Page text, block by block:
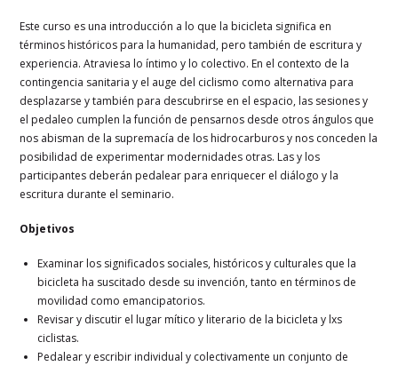
Este curso es una introducción a lo que la bicicleta significa en
términos históricos para la humanidad, pero también de escritura y
experiencia. Atraviesa lo íntimo y lo colectivo. En el contexto de la
contingencia sanitaria y el auge del ciclismo como alternativa para
desplazarse y también para descubrirse en el espacio, las sesiones y
el pedaleo cumplen la función de pensarnos desde otros ángulos que
nos abisman de la supremacía de los hidrocarburos y nos conceden la
posibilidad de experimentar modernidades otras. Las y los
participantes deberán pedalear para enriquecer el diálogo y la
escritura durante el seminario.
Objetivos
Examinar los significados sociales, históricos y culturales que la
bicicleta ha suscitado desde su invención, tanto en términos de
movilidad como emancipatorios.
Revisar y discutir el lugar mítico y literario de la bicicleta y lxs
ciclistas.
Pedalear y escribir individual y colectivamente un conjunto de